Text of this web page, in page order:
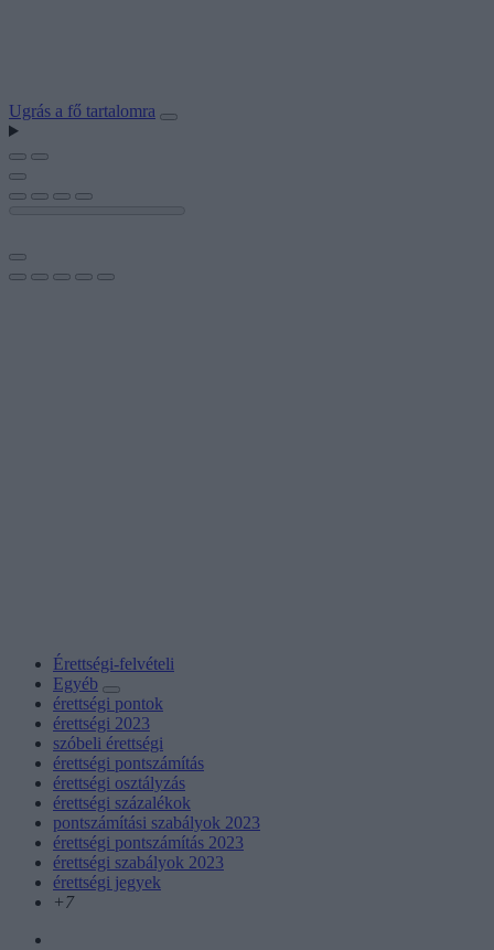
Ugrás a fő tartalomra
Érettségi-felvételi
Egyéb
érettségi pontok
érettségi 2023
szóbeli érettségi
érettségi pontszámítás
érettségi osztályzás
érettségi százalékok
pontszámítási szabályok 2023
érettségi pontszámítás 2023
érettségi szabályok 2023
érettségi jegyek
+7